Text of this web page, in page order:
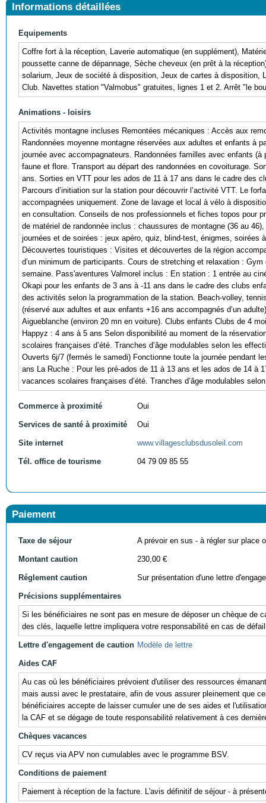
Informations détaillées
Equipements
Coffre fort à la réception, Laverie automatique (en supplément),
poussette canne de dépannage, Sèche cheveux (en prêt à la
solarium, Jeux de société à disposition, Jeux de cartes à
Club. Navettes station "Valmobus" gratuites, lignes 1 et 2. Arrêt "le
Animations - loisirs
Activités montagne incluses Remontées mécaniques : Accès aux
Randonnées moyenne montagne réservées aux adultes et enfants à
journée avec accompagnateurs. Randonnées familles avec enfants
faune et flore. Transport au départ des randonnées en covoiturage.
ans. Sorties en VTT pour les ados de 11 à 17 ans dans le cadre des
Parcours d’initiation sur la station pour découvrir l’activité VTT. Le
accompagnées uniquement. Zone de lavage et local à vélo à
en consultation. Conseils de nos professionnels et fiches topos pour
de matériel de randonnée inclus : chaussures de montagne (36 au
journées et de soirées : jeux apéro, quiz, blind-test, énigmes,
Découvertes touristiques : Visites et découvertes de la région
d’un minimum de participants. Cours de stretching et relaxation :
semaine. Pass'aventures Valmorel inclus : En station : 1 entrée au
Okapi pour les enfants de 3 ans à -11 ans dans le cadre des clubs
des activités selon la programmation de la station. Beach-volley,
(réservé aux adultes et aux enfants +16 ans accompagnés d’un
Aigueblanche (environ 20 mn en voiture). Clubs enfants Clubs de 4
Happyz : 4 ans à 5 ans Selon disponibilité au moment de la
scolaires françaises d’été. Tranches d’âge modulables selon les
Ouverts 6j/7 (fermés le samedi) Fonctionne toute la journée pendant
ans La Ruche : Pour les pré-ados de 11 à 13 ans et les ados de 14 à
vacances scolaires françaises d’été. Tranches d’âge modulables
Commerce à proximité Oui
Services de santé à proximité Oui
Site internet www.villagesclubsdusoleil.com
Tél. office de tourisme 04 79 09 85 55
Paiement
Taxe de séjour A prévoir en sus - à régler sur place
Montant caution 230,00 €
Réglement caution Sur présentation d'une lettre
Précisions supplémentaires
Si les bénéficiaires ne sont pas en mesure de déposer un chèque de
des clés, laquelle lettre impliquera votre responsabilité en cas de
Lettre d'engagement de caution Modèle de lettre
Aides CAF
Au cas où les bénéficiaires prévoient d'utiliser des ressources
mais aussi avec le prestataire, afin de vous assurer pleinement que
bénéficiaires accepte de laisser cumuler une de ses aides et
la CAF et se dégage de toute responsabilité relativement à ces
Chèques vacances
CV reçus via APV non cumulables avec le programme BSV.
Conditions de paiement
Paiement à réception de la facture. L'avis définitif de séjour - à